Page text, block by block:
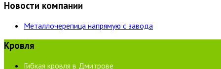
Новости компании
Металлочерепица напрямую с завода
Кровля
Гибкая кровля в Дмитрове